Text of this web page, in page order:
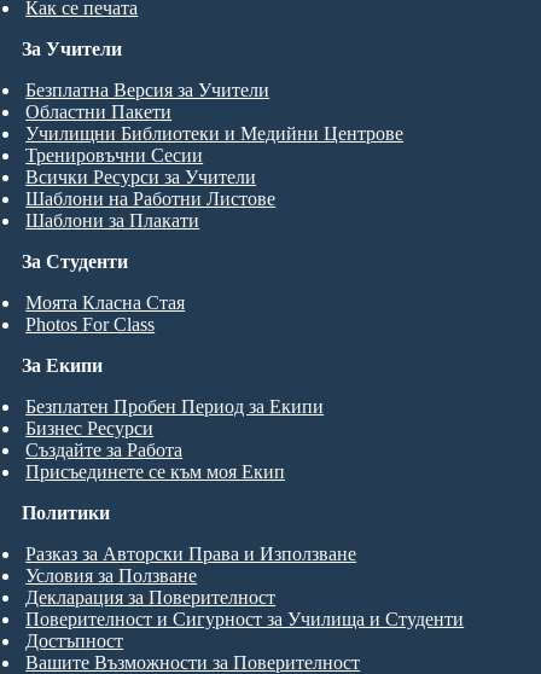
Как се печата
За Студенти
Моята Класна Стая
Photos For Class
За Учители
Безплатна Версия за Учители
Областни Пакети
Училищни Библиотеки и Медийни Центрове
Тренировъчни Сесии
Всички Ресурси за Учители
Шаблони на Работни Листове
Шаблони за Плакати
За Екипи
Безплатен Пробен Период за Екипи
Бизнес Ресурси
Създайте за Работа
Присъединете се към моя Екип
Политики
Разказ за Авторски Права и Използване
Условия за Ползване
Декларация за Поверителност
Поверителност и Сигурност за Училища и Студенти
Достъпност
Вашите Възможности за Поверителност